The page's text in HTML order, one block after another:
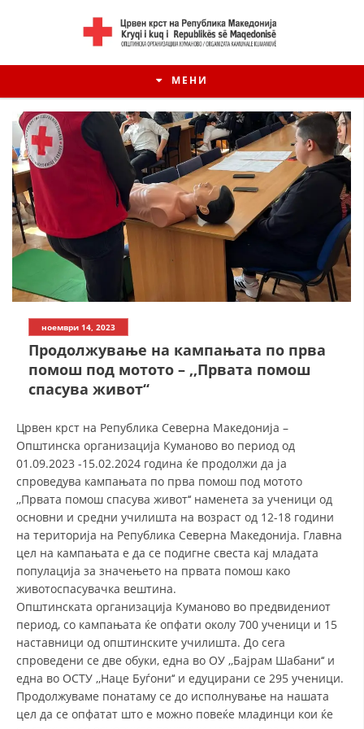
МЕНИ
ИСТОРИЈАТ НА ЦКРМ
ИСТОРИЈАТ НА ДВИЖЕЊЕТО
СТРУКТУРА И ОРГАНИЗАЦИОНА ПОСТАВЕНОСТ – ОПШТИНСКА
ОРГАНИЗАЦИЈА КУМАНОВО
ЗАКОН ЗА ЦКРМ
ОРГАНИЗАЦИЈА И РАЗВОЈ
РАКОВОДЕН ОДБОР
СОБРАНИЕ
СТРУКТУРА И ОРГАНИЗАЦИОНА ПОСТАВЕНОСТ
ноември 14, 2023
Продолжување на кампањата по прва
помош под мотото – ,,Првата помош
спасува живот‘‘
Црвен крст на Република Северна Македонија –
Општинска организација Куманово во период од
01.09.2023 -15.02.2024 година ќе продолжи да ја
спроведува кампањата по прва помош под мотото
,,Првата помош спасува живот‘‘ наменета за ученици од
основни и средни училишта на возраст од 12-18 години
на територија на Република Северна Македонија. Главна
цел на кампањата e да се подигне свеста кај младата
популација за значењето на првата помош како
животоспасувачка вештина.
Општинската организација Куманово во предвидениот
период, со кампањата ќе опфати околу 700 ученици и 15
наставници од општинските училишта. До сега
спроведени се две обуки, една во ОУ ,,Бајрам Шабани‘‘ и
една во ОСТУ ,,Наце Буѓони‘‘ и едуцирани се 295 ученици.
Продолжуваме понатаму се до исполнување на нашата
цел да се опфатат што е можно повеќе младинци кои ќе